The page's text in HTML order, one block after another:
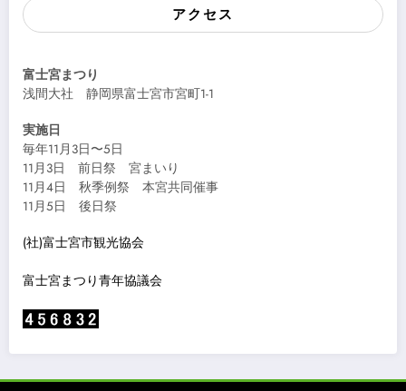
アクセス
富士宮まつり
浅間大社 静岡県富士宮市宮町1-1
実施日
毎年11月3日〜5日
11月3日 前日祭 宮まいり
11月4日 秋季例祭 本宮共同催事
11月5日 後日祭
(社)富士宮市観光協会
富士宮まつり青年協議会